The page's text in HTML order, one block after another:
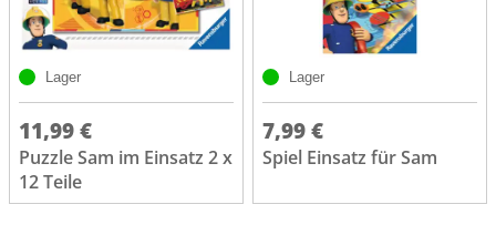
Lager
11,99 €
Puzzle Sam im Einsatz 2 x
12 Teile
Lager
7,99 €
Spiel Einsatz für Sam